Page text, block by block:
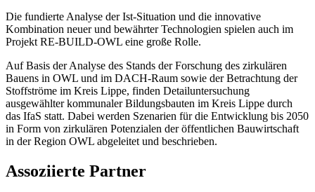
Die fundierte Analyse der Ist-Situation und die innovative
Kombination neuer und bewährter Technologien spielen auch im
Projekt RE-BUILD-OWL eine große Rolle.
Auf Basis der Analyse des Stands der Forschung des zirkulären
Bauens in OWL und im DACH-Raum sowie der Betrachtung der
Stoffströme im Kreis Lippe, finden Detailuntersuchung
ausgewählter kommunaler Bildungsbauten im Kreis Lippe durch
das IfaS statt. Dabei werden Szenarien für die Entwicklung bis 2050
in Form von zirkulären Potenzialen der öffentlichen Bauwirtschaft
in der Region OWL abgeleitet und beschrieben.
Assoziierte Partner